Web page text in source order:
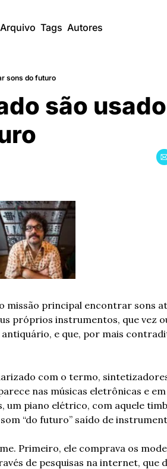
Arquivo Tags Autores
sons do futuro
são
missão principal encontrar sons
próprios instrumentos, que vez
e que, por mais
com o termo,
nas músicas eletrônicas e
um piano elétrico, com aquele
“do futuro” saído de
Primeiro, ele comprava os
de pesquisas na internet, que